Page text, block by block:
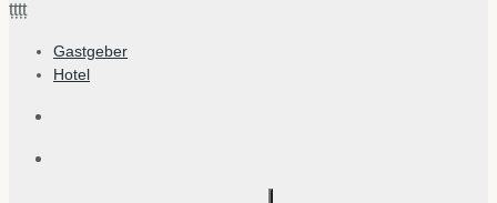
țțțț
Gastgeber
Hotel